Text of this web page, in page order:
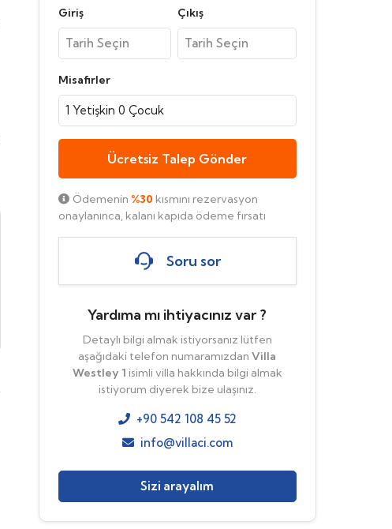
Giriş Çıkış
Misafirler
1 Yetişkin 0 Çocuk
Ücretsiz Talep Gönder
Ödemenin %30 kısmını rezervasyon
onaylanınca, kalanı kapıda ödeme fırsatı
Soru sor
Yardıma mı ihtiyacınız var ?
Detaylı bilgi almak istiyorsanız lütfen
aşağıdaki telefon numaramızdanVilla
Westley 1 isimli villa hakkında bilgi almak
istiyorum diyerek bize ulaşınız.
+90 542 108 45 52
info@villaci.com
Sizi arayalım